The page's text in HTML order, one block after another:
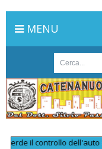
MENU
il controllo dell'auto e si